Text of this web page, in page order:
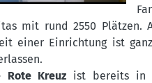
mit rund 2550 Plätzen.
einer Einrichtung ist
Rote Kreuz ist bereits in